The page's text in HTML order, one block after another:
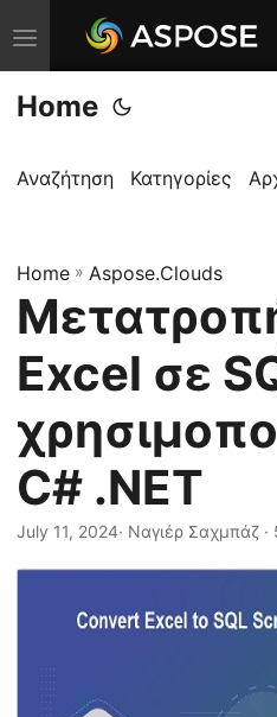
Ε
ν
α
λ
ή
π
λ
ο
γ
η
σ
η
ς
Home
Αναζήτηση Κατηγορίες
Home » Aspose.Clouds
Excel σε
C# .NET
July 11, 2024· Ναγιέρ Σαχμπάζ ·